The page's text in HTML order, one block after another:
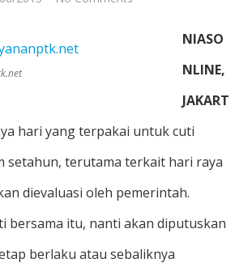
KemungkinanNIASO
NLINE,
JAKART
hari yang terpakai untuk cuti
setahun, terutama terkait hari raya
dievaluasi oleh pemerintah.
bersama itu, nanti akan diputuskan
berlaku atau sebaliknya